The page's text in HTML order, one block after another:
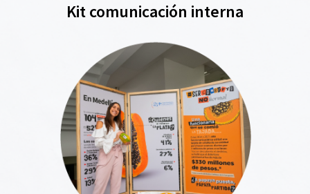
Kit comunicación interna